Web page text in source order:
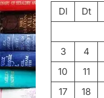
Dl
Dt
3
4
10
11
17
18